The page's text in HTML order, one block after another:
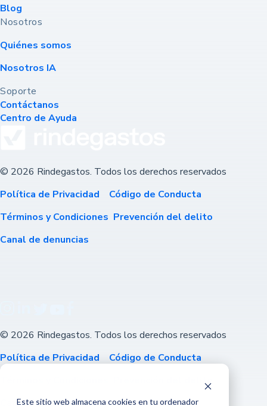
Este sitio web almacena cookies en tu ordenador
Blog
Nosotros
Quiénes somos
Nosotros IA
Soporte
Contáctanos
Centro de Ayuda
© 2026 Rindegastos. Todos los derechos reservados
Política de Privacidad
Código de Conducta
Términos y Condiciones Prevención del delito
Canal de denuncias
© 2026 Rindegastos. Todos los derechos reservados
Política de Privacidad
Código de Conducta
Prevención del delito
Canal de denuncias